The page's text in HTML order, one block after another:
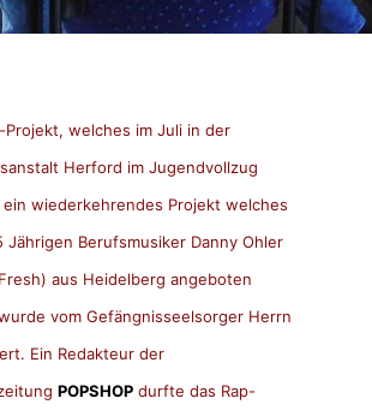
Projekt, welches im Juli in der
Herford im Jugendvollzug
wiederkehrendes Projekt welches
Jährigen Berufsmusiker Danny Ohler
aus Heidelberg angeboten
vom Gefängnisseelsorger Herrn
Ein Redakteur der
POPSHOPdurfte das Rap-